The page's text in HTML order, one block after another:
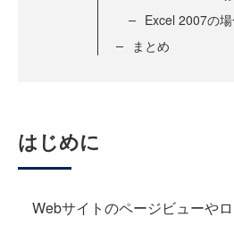
Excel 2007の
まとめ
はじめに
Webサイトのページビューや